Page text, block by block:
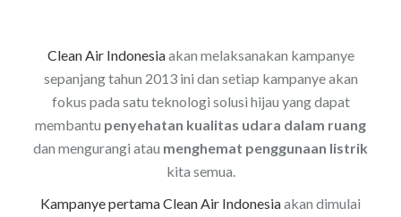
Clean Air Indonesiaakan melaksanakan kampanye
sepanjang tahun 2013 ini dan setiap kampanye akan
fokus pada satu teknologi solusi hijau yang dapat
membantu penyehatan kualitas udara dalam ruang
dan mengurangi atau menghemat penggunaan listrik
kita semua.
Kampanye pertama Clean Air Indonesiaakan dimulai